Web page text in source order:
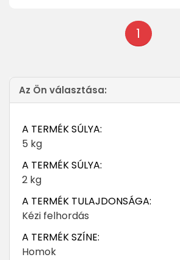
1
Az Ön választása:
A TERMÉK SÚLYA:
5 kg
A TERMÉK SÚLYA:
2 kg
A TERMÉK TULAJDONSÁGA:
Kézi felhordás
A TERMÉK SZÍNE:
Homok